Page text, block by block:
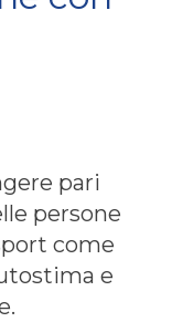
pari
persone
come
e